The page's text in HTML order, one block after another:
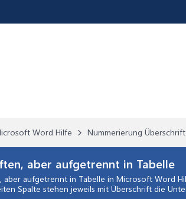
Word Hilfe Nummerierung
aber aufgetrennt in Tabelle
aber aufgetrennt in Tabelle in Microsoft Word
Spalte stehen jeweils mit Überschrift die